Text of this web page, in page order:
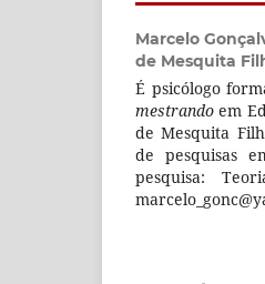
Marcelo
de Mesquita
É psicólogo
mestrando em
de Mesquita
de pesquisas
pesquisa: